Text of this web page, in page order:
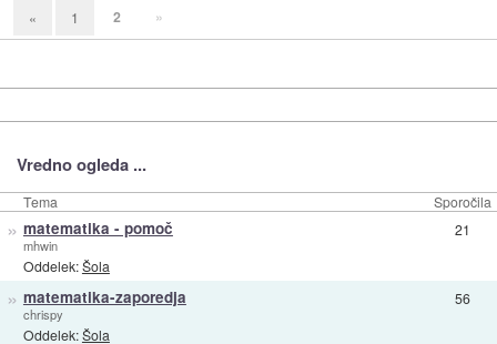
« 1 2 »
Vredno ogleda ...
Tema Sporočila
» matematika - pomoč
mhwin
Oddelek:Šola
21
» matematika-zaporedja
chrispy
Oddelek:Šola
56